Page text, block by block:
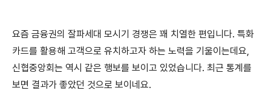
요즘 금융권의 잘파세대 모시기 경쟁은 꽤 치열한 편입니다. 특화
카드를 활용해 고객으로 유치하고자 하는 노력을 기울이는데요,
신협중앙회는 역시 같은 행보를 보이고 있었습니다. 최근 통계를
보면 결과가 좋았던 것으로 보이네요.